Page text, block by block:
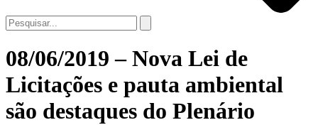
08/06/2019 – Nova Lei de
Licitações e pauta ambiental
são destaques do Plenário